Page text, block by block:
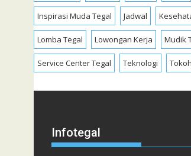
Inspirasi Muda Tegal Jadwal
Lomba Tegal Lowongan Kerja Mudik
Service Center Tegal Teknologi Tokoh
Infotegal